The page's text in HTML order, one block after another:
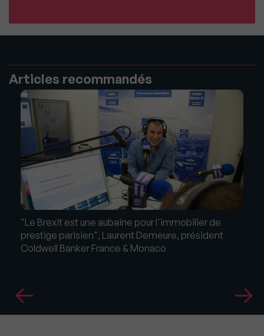
Articles recommandés
"Le Brexit est une aubaine pour l'immobilier de
prestige parisien", Laurent Demeure, président
Coldwell Banker France & Monaco